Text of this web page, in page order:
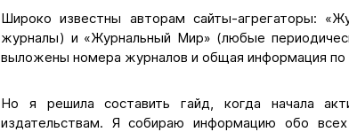
Широко известны авторам сайты-агрегаторы:
журналы) и «Журнальный Мир» (любые
выложены номера журналов и общая информация по
Но я решила составить гайд, когда начала
издательствам. Я собираю информацию обо